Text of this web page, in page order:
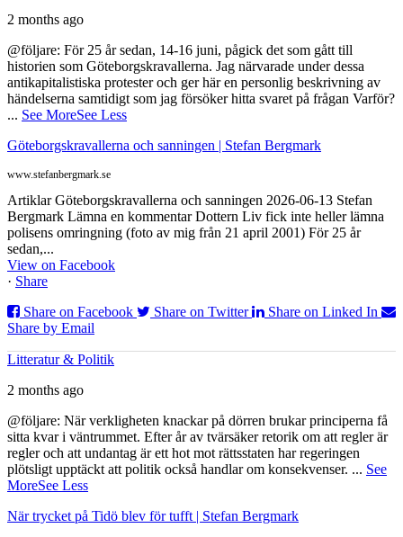
2 months ago
@följare: För 25 år sedan, 14-16 juni, pågick det som gått till
historien som Göteborgskravallerna. Jag närvarade under dessa
antikapitalistiska protester och ger här en personlig beskrivning av
händelserna samtidigt som jag försöker hitta svaret på frågan Varför?
... See MoreSee Less
Göteborgskravallerna och sanningen | Stefan Bergmark
www.stefanbergmark.se
Artiklar Göteborgskravallerna och sanningen 2026-06-13 Stefan
Bergmark Lämna en kommentar Dottern Liv fick inte heller lämna
polisens omringning (foto av mig från 21 april 2001) För 25 år
sedan,...
View on Facebook
· Share
Share on Facebook
Share on Twitter
Share on Linked In
Share by Email
Litteratur & Politik
2 months ago
@följare: När verkligheten knackar på dörren brukar principerna få
sitta kvar i väntrummet. Efter år av tvärsäker retorik om att regler är
regler och att undantag är ett hot mot rättsstaten har regeringen
plötsligt upptäckt att politik också handlar om konsekvenser. ... See
MoreSee Less
När trycket på Tidö blev för tufft | Stefan Bergmark